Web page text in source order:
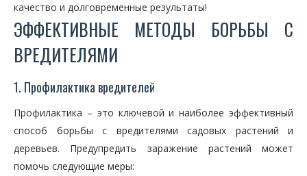
качество и долговременные результаты!
ЭФФЕКТИВНЫЕ МЕТОДЫ БОРЬБЫ С
ВРЕДИТЕЛЯМИ
1. Профилактика вредителей
Профилактика – это ключевой и наиболее эффективный
способ борьбы с вредителями садовых растений и
деревьев. Предупредить заражение растений может
помочь следующие меры: